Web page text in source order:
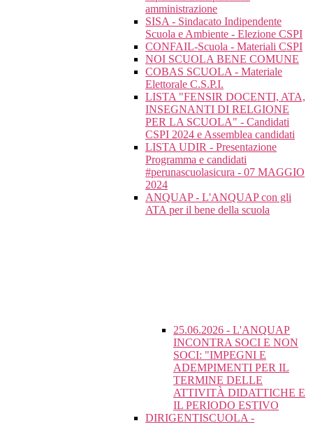
amministrazione
SISA - Sindacato Indipendente
Scuola e Ambiente - Elezione CSPI
CONFAIL-Scuola - Materiali CSPI
NOI SCUOLA BENE COMUNE
COBAS SCUOLA - Materiale
Elettorale C.S.P.I.
LISTA "FENSIR DOCENTI, ATA,
INSEGNANTI DI RELGIONE
PER LA SCUOLA" - Candidati
CSPI 2024 e Assemblea candidati
LISTA UDIR - Presentazione
Programma e candidati
#perunascuolasicura - 07 MAGGIO
2024
ANQUAP - L'ANQUAP con gli
ATA per il bene della scuola
25.06.2026 - L'ANQUAP
INCONTRA SOCI E NON
SOCI: "IMPEGNI E
ADEMPIMENTI PER IL
TERMINE DELLE
ATTIVITÀ DIDATTICHE E
IL PERIODO ESTIVO
DIRIGENTISCUOLA -